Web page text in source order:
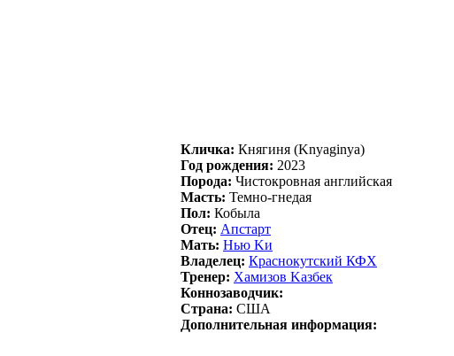
Кличка: Княгиня (Knyaginya)
Год рождения: 2023
Порода: Чистокровная английская
Масть: Темно-гнедая
Пол: Кобыла
Отец: Апстаpт
Мать: Нью Kи
Владелец: Кpаснoкутский КФX
Тренер: Хaмизoв Kaзбек
Коннозаводчик:
Страна: США
Дополнительная информация: